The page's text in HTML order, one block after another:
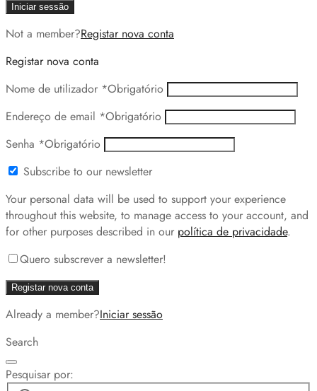
Iniciar sessão
Not a member?Registar nova conta
Registar nova conta
Nome de utilizador *Obrigatório
Endereço de email *Obrigatório
Senha *Obrigatório
Subscribe to our newsletter
Your personal data will be used to support your experience
throughout this website, to manage access to your account, and
for other purposes described in our política de privacidade.
Quero subscrever a newsletter!
Registar nova conta
Already a member?Iniciar sessão
Search
Pesquisar por: